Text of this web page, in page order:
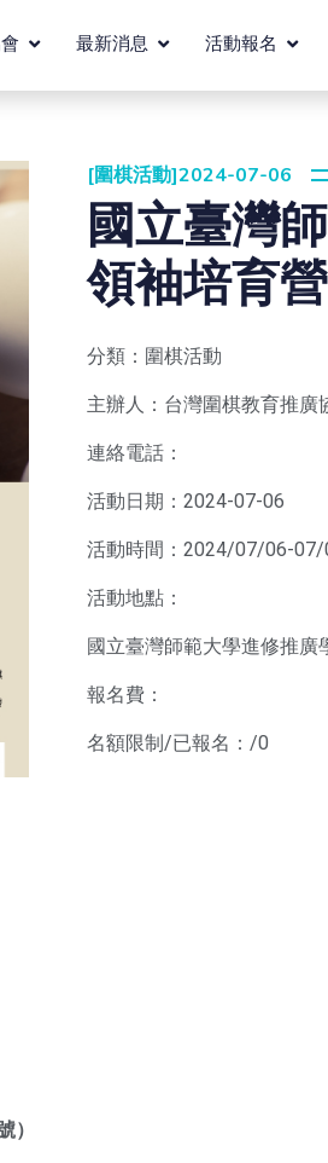
最新消息 活動報名
[圍棋活動]2024-07-06
國立臺灣
領袖培育營
分類：圍棋活動
主辦人：台灣圍棋教育推
連絡電話：
活動日期：2024-07-06
活動時間：2024/07/06-07/
活動地點：
國立臺灣師範大學進修推廣
報名費：
名額限制/已報名：/0
）